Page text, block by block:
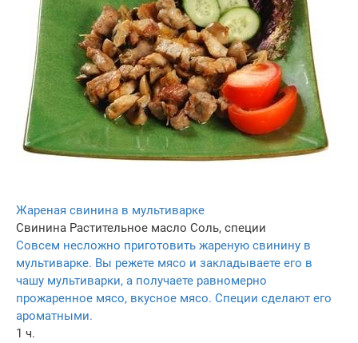
Жареная свинина в мультиварке
Свинина Растительное масло Соль, специи
Совсем несложно приготовить жареную свинину в
мультиварке. Вы режете мясо и закладываете его в
чашу мультиварки, а получаете равномерно
прожаренное мясо, вкусное мясо. Специи сделают его
ароматными.
1 ч.